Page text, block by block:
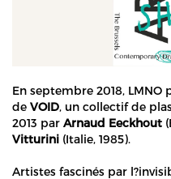
En septembre 2018,
de VOID, un collectif de
2013 par Arnaud Eeckhout
Vitturini (Italie, 1985).
Artistes fascinés par